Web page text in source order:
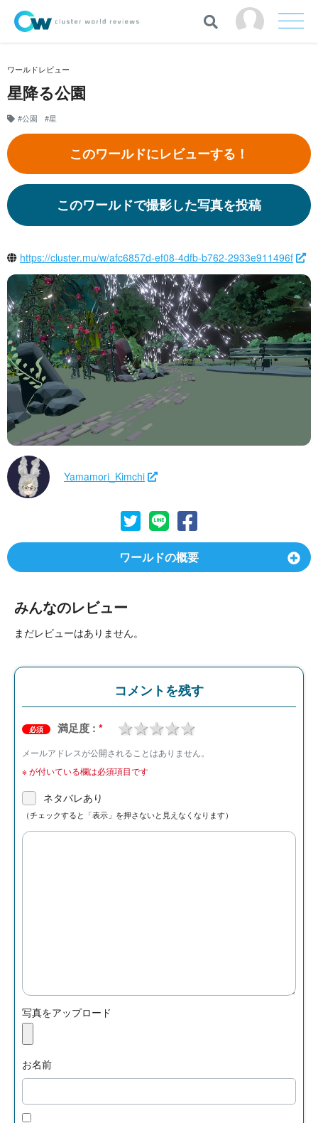
ワールドレビュー
星降る公園
#公園 #星
このワールドにレビューする！
このワールドで撮影した写真を投稿
https://cluster.mu/w/afc6857d-ef08-4dfb-b762-2933e911496f
Yamamori_Kimchi
ワールドの概要
みんなのレビュー
まだレビューはありません。
コメントを残す
必須 満足度 : * 4 stars
3 stars
2 stars
1 star
メールアドレスが公開されることはありません。
※が付いている欄は必須項目です
ネタバレあり
（チェックすると「表示」を押さないと見えなくなります）
写真をアップロード
お名前